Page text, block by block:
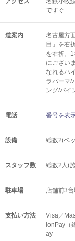
ですぐ
道案内
名古屋方
目」を右
を右折。
にござい
なれるハ
ラパーマ/
ング/バイ
電話 番号を表
設備 総数2(ベ
スタッフ数 総数2人(
駐車場 店舗前3
支払い方法
Visa／
ionPay（
ay